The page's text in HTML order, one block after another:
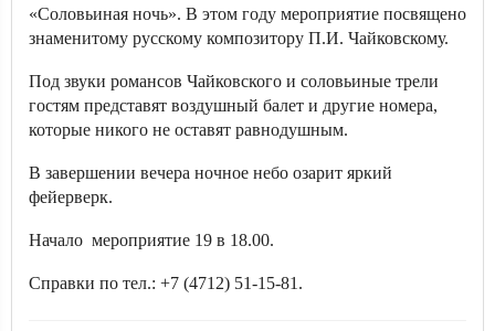
«Соловьиная ночь». В этом году мероприятие посвящено
знаменитому русскому композитору П.И. Чайковскому.
Под звуки романсов Чайковского и соловьиные трели
гостям представят воздушный балет и другие номера,
которые никого не оставят равнодушным.
В завершении вечера ночное небо озарит яркий
фейерверк.
Начало мероприятие 19 в 18.00.
Справки по тел.: +7 (4712) 51-15-81.